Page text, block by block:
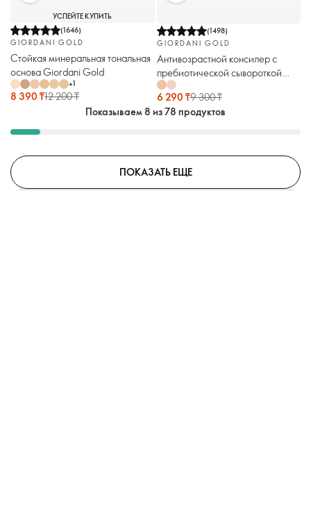
УСПЕЙТЕ КУПИТЬ
(1646)
GIORDANI GOLD
Стойкая минеральная тональная
основа Giordani Gold
+1
8 390 ₸12 200 ₸
(1498)
GIORDANI GOLD
Антивозрастной консилер с
пребиотической сывороткой
Giordani Gold
6 290 ₸9 300 ₸
Показываем 8 из 78 продуктов
ПОКАЗАТЬ ЕЩЕ